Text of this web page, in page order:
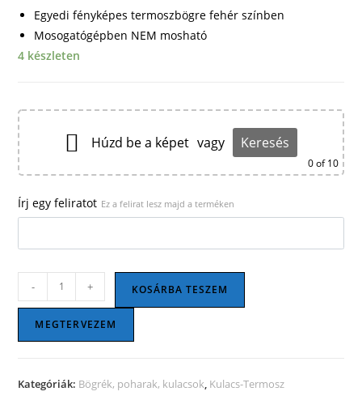
Egyedi fényképes termoszbögre fehér színben
Mosogatógépben NEM mosható
4 készleten
Húzd be a képet vagy Keresés
0of 10
Írj egy feliratot Ez a felirat lesz majd a terméken
Termoszbögre
fehér
színben
mennyiség
- + KOSÁRBA TESZEM
MEGTERVEZEM
Kategóriák: Bögrék, poharak, kulacsok, Kulacs-Termosz